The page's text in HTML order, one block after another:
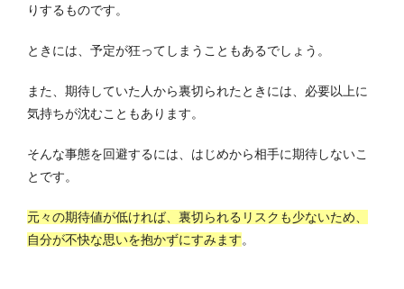
りするものです。
ときには、予定が狂ってしまうこともあるでしょう。
また、期待していた人から裏切られたときには、必要以上に
気持ちが沈むこともあります。
そんな事態を回避するには、はじめから相手に期待しないこ
とです。
元々の期待値が低ければ、裏切られるリスクも少ないため、
自分が不快な思いを抱かずにすみます。